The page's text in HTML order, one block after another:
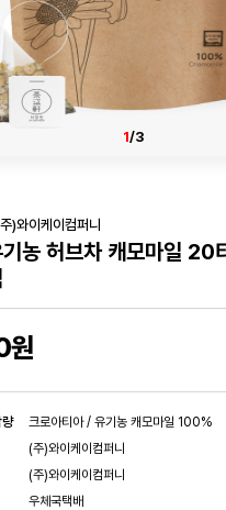
1/3
)와이케이컴퍼니
농 허브차 캐모마일 20
량
크로아티아 / 유기농 캐모마일 100%
(주)와이케이컴퍼니
(주)와이케이컴퍼니
우체국택배